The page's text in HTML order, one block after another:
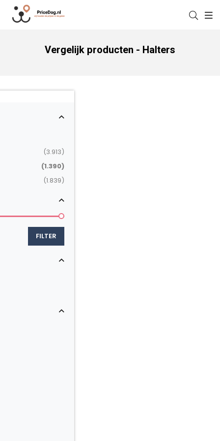
Vergelijk producten - Halters
(3.913)
(1.390)
(1.839)